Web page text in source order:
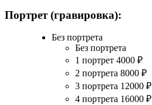
Портрет (гравировка):
Без портрета
Без портрета
1 портрет 4000 ₽
2 портрета 8000 ₽
3 портрета 12000 ₽
4 портрета 16000 ₽